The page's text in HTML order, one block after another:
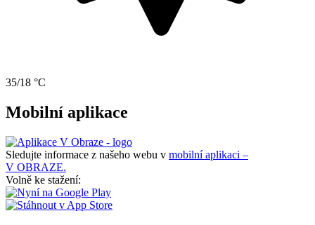
35/18 °C
Mobilní aplikace
Sledujte informace z našeho webu v mobilní aplikaci –
V OBRAZE.
Volně ke stažení: